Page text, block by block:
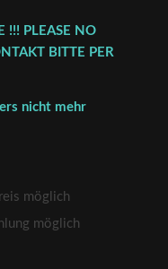
!!! PLEASE NO
BITTE PER
nicht mehr
möglich
möglich